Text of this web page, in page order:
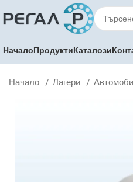
НачалоПродуктиКаталози
Начало Лагери